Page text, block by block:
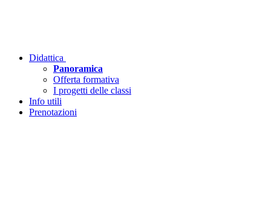
Didattica
Panoramica
Offerta formativa
I progetti delle classi
Info utili
Prenotazioni